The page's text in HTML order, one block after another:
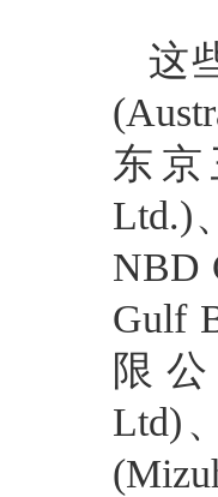
这
东京
Ltd.)
NBD
Gulf
限公
Ltd)